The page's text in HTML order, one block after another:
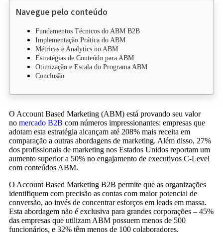
Navegue pelo conteúdo
Fundamentos Técnicos do ABM B2B
Implementação Prática do ABM
Métricas e Analytics no ABM
Estratégias de Conteúdo para ABM
Otimização e Escala do Programa ABM
Conclusão
O Account Based Marketing (ABM) está provando seu valor
no mercado B2B com números impressionantes: empresas que
adotam esta estratégia alcançam até 208% mais receita em
comparação a outras abordagens de marketing. Além disso, 27%
dos profissionais de marketing nos Estados Unidos reportam um
aumento superior a 50% no engajamento de executivos C-Level
com conteúdos ABM.
O Account Based Marketing B2B permite que as organizações
identifiquem com precisão as contas com maior potencial de
conversão, ao invés de concentrar esforços em leads em massa.
Esta abordagem não é exclusiva para grandes corporações – 45%
das empresas que utilizam ABM possuem menos de 500
funcionários, e 32% têm menos de 100 colaboradores.